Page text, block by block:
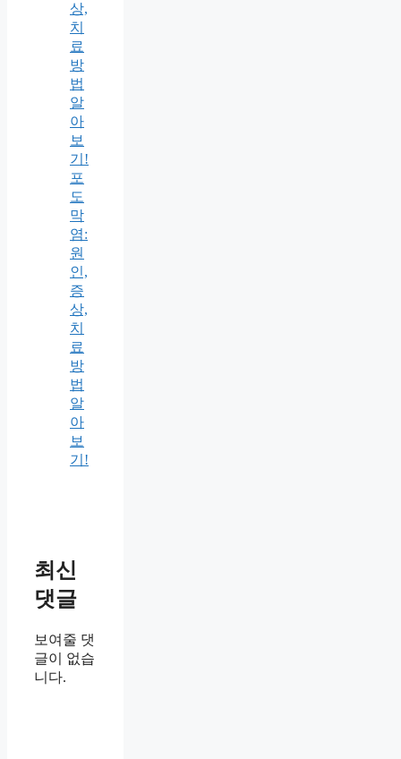
상,
치
료
방
법
알
아
보
기!
포
도
막
염:
원
인,
증
상,
치
료
방
법
알
아
보
기!
최신
댓글
보여줄 댓
글이 없습
니다.